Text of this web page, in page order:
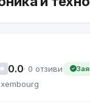
★ 0.0· 0 отзиви